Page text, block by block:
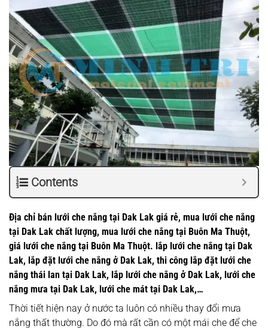
Contents
Địa chỉ bán lưới che nắng tại Dak Lak giá rẻ, mua lưới che nắng
tại Dak Lak chất lượng, mua lưới che nắng tại Buôn Ma Thuột,
giá lưới che nắng tại Buôn Ma Thuột. lắp lưới che nắng tại Dak
Lak, lắp đặt lưới che nắng ở Dak Lak, thi công lắp đặt lưới che
nắng thái lan tại Dak Lak, lắp lưới che nắng ở Dak Lak, lưới che
nắng mưa tại Dak Lak, lưới che mát tại Dak Lak,…
Thời tiết hiện nay ở nước ta luôn có nhiều thay đổi mưa
nắng thất thường. Do đó mà rất cần có một mái che để che